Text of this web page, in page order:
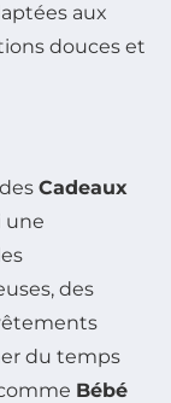
aux
douces et
Cadeaux
une
des
du temps
Bébé